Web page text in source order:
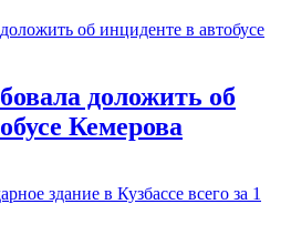
доложить об
Кемерова